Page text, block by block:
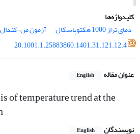
کلیدواژه‌ها
دمای تراز 1000 هکتوپاسکال
آزمون من-کندال
20.1001.1.25883860.1401.31.121.12.4
عنوان مقاله English
of temperature trend at the
نویسندگان English